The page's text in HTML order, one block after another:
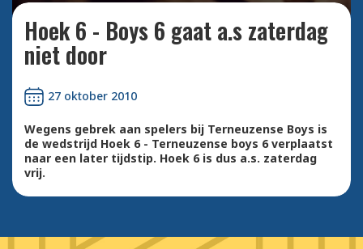
Hoek 6 - Boys 6 gaat a.s zaterdag
niet door
27 oktober 2010
Wegens gebrek aan spelers bij Terneuzense Boys is
de wedstrijd Hoek 6 - Terneuzense boys 6 verplaatst
naar een later tijdstip. Hoek 6 is dus a.s. zaterdag
vrij.